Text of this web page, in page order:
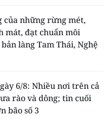
của những rừng mét,
mát, đạt chuẩn môi
làng Tam Thái, Nghệ
6/8: Nhiều nơi trên cả
rào và dông; tin cuối
bão số 3